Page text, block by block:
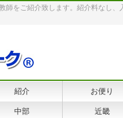
師をご紹介致します。紹介料なし
紹介 お便り
中部 近畿